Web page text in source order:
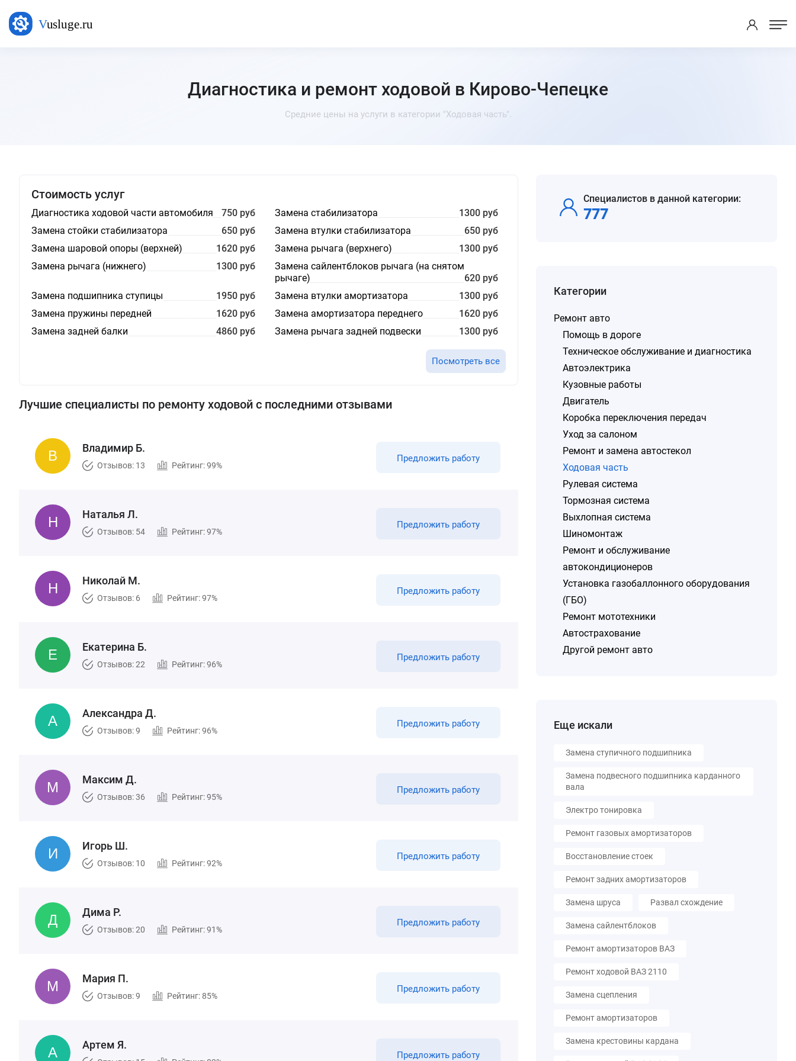
Диагностика и ремонт ходовой в Кирово-Чепецке
Средние цены на услуги в категории "Ходовая часть".
Стоимость услуг
Диагностика ходовой части автомобиля 750 руб Замена стабилизатора
1300 руб
Замена стойки стабилизатора
650 руб Замена втулки стабилизатора
650 руб
Замена шаровой опоры (верхней)
1620 руб Замена рычага (верхнего)
1300 руб
Замена рычага (нижнего)
1300 руб
Замена сайлентблоков рычага (на снятом
рычаге)
620 руб
Замена подшипника ступицы
1950 руб Замена втулки амортизатора
1300 руб
Замена пружины передней
1620 руб Замена амортизатора переднего
1620 руб
Замена задней балки
4860 руб Замена рычага задней подвески 1300 руб
Посмотреть все
Лучшие специалисты по ремонту ходовой с последними отзывами
Владимир Б.
Отзывов: 13 Рейтинг: 99%
Предложить работу
Наталья Л.
Отзывов: 54 Рейтинг: 97%
Предложить работу
Николай М.
Отзывов: 6 Рейтинг: 97%
Предложить работу
Екатерина Б.
Отзывов: 22 Рейтинг: 96%
Предложить работу
Александра Д.
Отзывов: 9 Рейтинг: 96%
Предложить работу
Максим Д.
Отзывов: 36 Рейтинг: 95%
Предложить работу
Игорь Ш.
Отзывов: 10 Рейтинг: 92%
Предложить работу
Дима Р.
Отзывов: 20 Рейтинг: 91%
Предложить работу
Мария П.
Отзывов: 9 Рейтинг: 85%
Предложить работу
Артем Я.
Предложить работу
Специалистов в данной категории:
777
Категории
Ремонт авто
Помощь в дороге
Техническое обслуживание и диагностика
Автоэлектрика
Кузовные работы
Двигатель
Коробка переключения передач
Уход за салоном
Ремонт и замена автостекол
Ходовая часть
Рулевая система
Тормозная система
Выхлопная система
Шиномонтаж
Ремонт и обслуживание
автокондиционеров
Установка газобаллонного оборудования
(ГБО)
Ремонт мототехники
Автострахование
Другой ремонт авто
Еще искали
Замена ступичного подшипника
Замена подвесного подшипника карданного
вала
Электро тонировка
Ремонт газовых амортизаторов
Восстановление стоек
Ремонт задних амортизаторов
Замена шруса Развал схождение
Замена сайлентблоков
Ремонт амортизаторов ВАЗ
Ремонт ходовой ВАЗ 2110
Замена сцепления
Ремонт амортизаторов
Замена крестовины кардана